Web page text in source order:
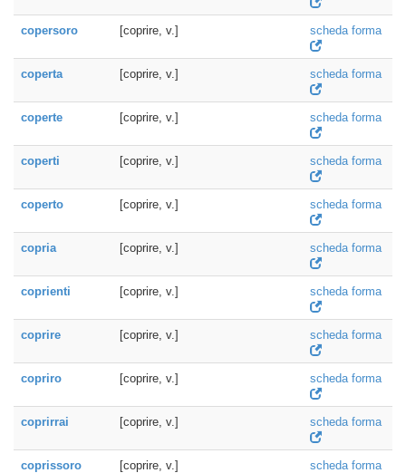
copersoro [coprire, v.] scheda forma
coperta [coprire, v.] scheda forma
coperte [coprire, v.] scheda forma
coperti [coprire, v.] scheda forma
coperto [coprire, v.] scheda forma
copria [coprire, v.] scheda forma
coprienti [coprire, v.] scheda forma
coprire [coprire, v.] scheda forma
copriro [coprire, v.] scheda forma
coprirrai [coprire, v.] scheda forma
coprissoro [coprire, v.] scheda forma